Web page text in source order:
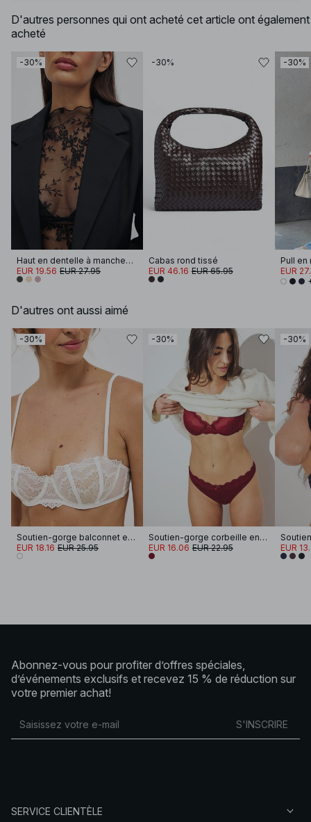
D'autres personnes qui ont acheté cet article ont également
acheté
-30%
Haut en dentelle à manches longues
EUR 19.56 EUR 27.95
-30%
Cabas rond tissé
EUR 46.16 EUR 65.95
-30%
EUR
D'autres ont aussi aimé
-30%
Soutien-gorge balconnet en satin froncé
EUR 18.16 EUR 25.95
-30%
Soutien-gorge corbeille en dentelle fleurie
EUR 16.06 EUR 22.95
-30%
EUR
Abonnez-vous pour profiter d’offres spéciales,
d’événements exclusifs et recevez 15 % de réduction sur
votre premier achat!
S'INSCRIRE
SERVICE CLIENTÈLE